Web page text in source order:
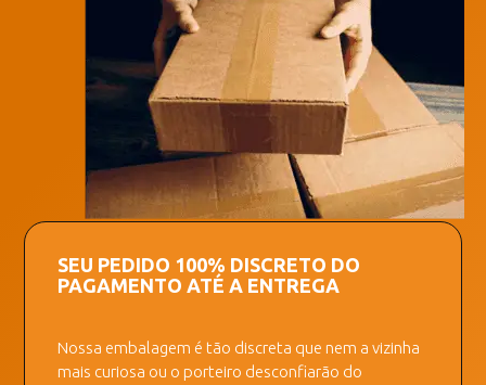
SEU PEDIDO 100% DISCRETO DO
PAGAMENTO ATÉ A ENTREGA
Nossa embalagem é tão discreta que nem a vizinha
mais curiosa ou o porteiro desconfiarão do